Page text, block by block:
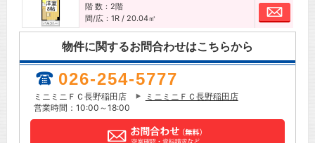
階 数：2階
間/広：1R / 20.04㎡
お問
物件に関するお問合わせはこちらから
026-254-5777
ミニミニＦＣ長野稲田店
ミニミニＦＣ長野稲田店
営業時間：10:00～18:00